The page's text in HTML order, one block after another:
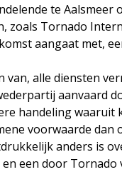
te
zoals Tornado
aangaat met,
alle diensten
handeling
voorwaarde
anders is
een door